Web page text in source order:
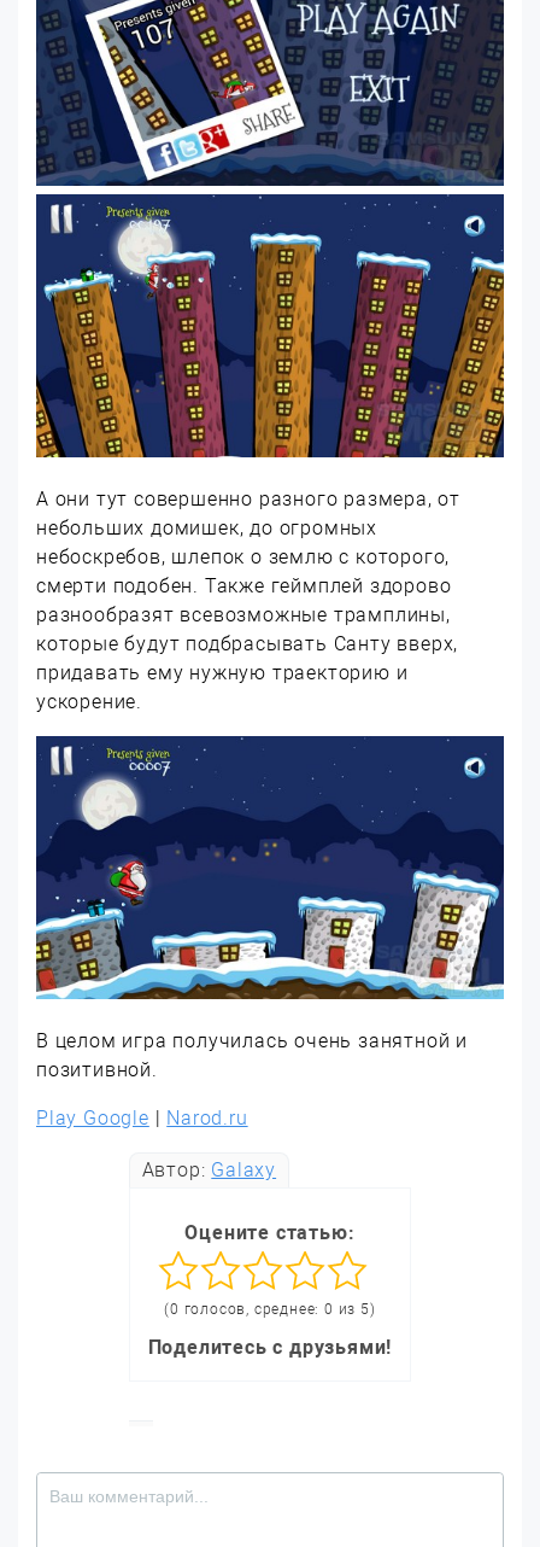
А они тут совершенно разного размера, от
небольших домишек, до огромных
небоскребов, шлепок о землю с которого,
смерти подобен. Также геймплей здорово
разнообразят всевозможные трамплины,
которые будут подбрасывать Санту вверх,
придавать ему нужную траекторию и
ускорение.
В целом игра получилась очень занятной и
позитивной.
Play Google | Narod.ru
Автор: Galaxy
Оцените статью:
(0 голосов, среднее: 0 из 5)
Поделитесь с друзьями!